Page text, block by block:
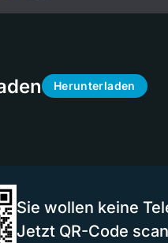
Herunterladen
Sie wollen keine
Jetzt QR-Code